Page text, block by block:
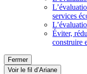
services
Éviter,
construire
Fermer
Voir le fil d’Ariane